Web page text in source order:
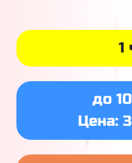
1
до
Цена: